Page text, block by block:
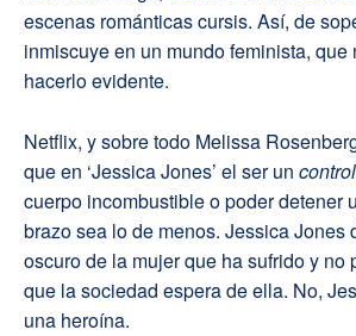
escenas románticas cursis. Así, de
inmiscuye en un mundo feminista, que
hacerlo evidente.
Netflix, y sobre todo Melissa
que en ‘Jessica Jones’ el ser un
cuerpo incombustible o poder detener
brazo sea lo de menos. Jessica Jones
oscuro de la mujer que ha sufrido y no
que la sociedad espera de ella. No,
una heroína.